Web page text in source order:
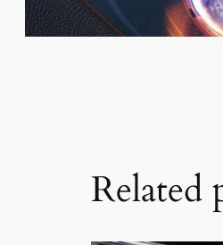
Related